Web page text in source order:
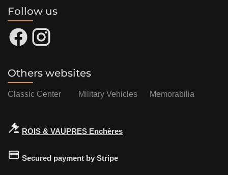
Follow us
Others websites
Classic Center Military Vehicles Memorabilia
ROIS & VAUPRES Enchères
Secured payment by Stripe